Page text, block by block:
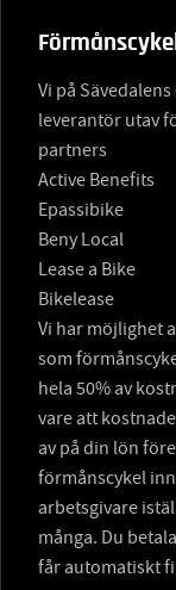
Vi på
leverantör utav
partners
Active Benefits
Epassibike
Beny Local
Lease a Bike
Bikelease
Vi har möjlighet
som
hela 50% av
vare att
av på din lön
förmånscykel
arbetsgivare
många. Du
får automatiskt